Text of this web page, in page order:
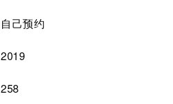
自己预约
2019
258